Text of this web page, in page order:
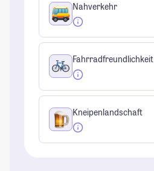
Nahverkehr
Fahrradfreundlichkeit
Kneipenlandschaft